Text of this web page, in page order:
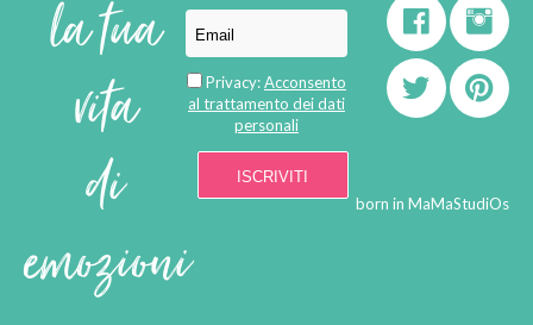
la tua
vita
di
emozioni
Privacy:Acconsento
al trattamento dei dati
personali
born in MaMaStudiOs